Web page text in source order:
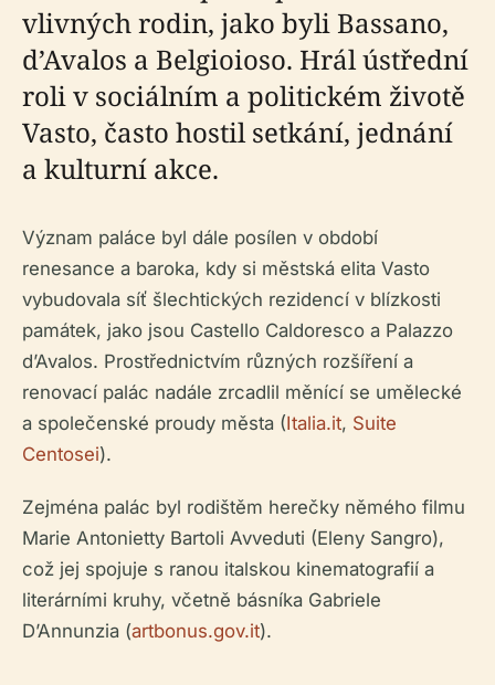
vlivných rodin, jako byli Bassano,
d’Avalos a Belgioioso. Hrál ústřední
roli v sociálním a politickém životě
Vasto, často hostil setkání, jednání
a kulturní akce.
Význam paláce byl dále posílen v období
renesance a baroka, kdy si městská elita Vasto
vybudovala síť šlechtických rezidencí v blízkosti
památek, jako jsou Castello Caldoresco a Palazzo
d’Avalos. Prostřednictvím různých rozšíření a
renovací palác nadále zrcadlil měnící se umělecké
a společenské proudy města (Italia.it, Suite
Centosei).
Zejména palác byl rodištěm herečky němého filmu
Marie Antonietty Bartoli Avveduti (Eleny Sangro),
což jej spojuje s ranou italskou kinematografií a
literárními kruhy, včetně básníka Gabriele
D’Annunzia (artbonus.gov.it).